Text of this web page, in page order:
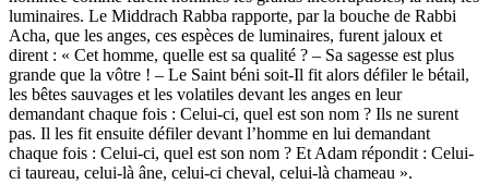
luminaires. Le Middrach Rabba rapporte, par la bouche de Rabbi
Acha, que les anges, ces espèces de luminaires, furent jaloux et
dirent : « Cet homme, quelle est sa qualité ? – Sa sagesse est plus
grande que la vôtre ! – Le Saint béni soit-Il fit alors défiler le bétail,
les bêtes sauvages et les volatiles devant les anges en leur
demandant chaque fois : Celui-ci, quel est son nom ? Ils ne surent
pas. Il les fit ensuite défiler devant l’homme en lui demandant
chaque fois : Celui-ci, quel est son nom ? Et Adam répondit : Celui-
ci taureau, celui-là âne, celui-ci cheval, celui-là chameau ».